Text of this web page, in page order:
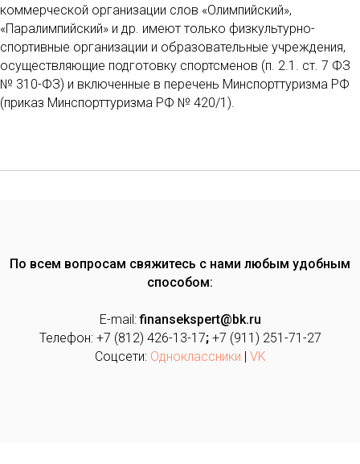
коммерческой организации слов «Олимпийский»,
«Паралимпийский» и др. имеют только физкультурно-
спортивные организации и образовательные учреждения,
осуществляющие подготовку спортсменов (п. 2.1. ст. 7 ФЗ
№ 310-ФЗ) и включенные в перечень Минспорттуризма РФ
(приказ Минспорттуризма РФ № 420/1).
По всем вопросам свяжитесь с нами любым удобным
способом:
E-mail:finansekspert@bk.ru
Телефон: +7 (812) 426-13-17; +7 (911) 251-71-27
Соцсети: Одноклассники | VK